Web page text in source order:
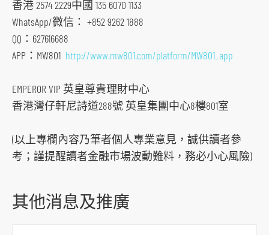
香港 2574 2229中國 135 6070 1133
WhatsApp/微信： +852 9262 1888
QQ：627616688
APP：MW801 http://www.mw801.com/platform/MW801_app
EMPEROR VIP 英皇尊貴理財中心
香港灣仔軒尼詩道288號 英皇集團中心8樓801室
(以上專欄內容乃筆者個人專業意見，誠供讀者參
考；謹提醒讀者金融市場波動難料，務必小心風險)
其他消息及推廣